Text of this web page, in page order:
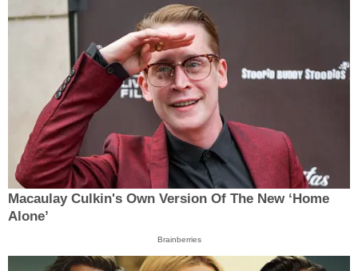
Macaulay Culkin's Own Version Of The New ‘Home
Alone’
Brainberries